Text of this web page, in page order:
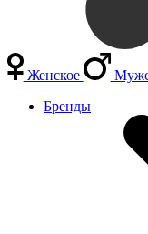
Женское
Бренды